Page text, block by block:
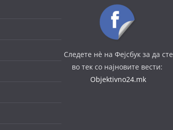
Следете нè на Фејсбук за да сте
во тек со најновите вести:
Objektivno24.mk